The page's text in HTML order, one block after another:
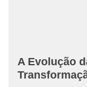
A Evolução